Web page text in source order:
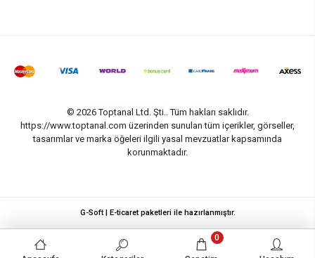
© 2026 Toptanal Ltd. Şti.. Tüm hakları saklıdır.
https://www.toptanal.com üzerinden sunulan tüm içerikler, görseller,
tasarımlar ve marka öğeleri ilgili yasal mevzuatlar kapsamında
korunmaktadır.
0
G-Soft | E-ticaret paketleri ile hazırlanmıştır.